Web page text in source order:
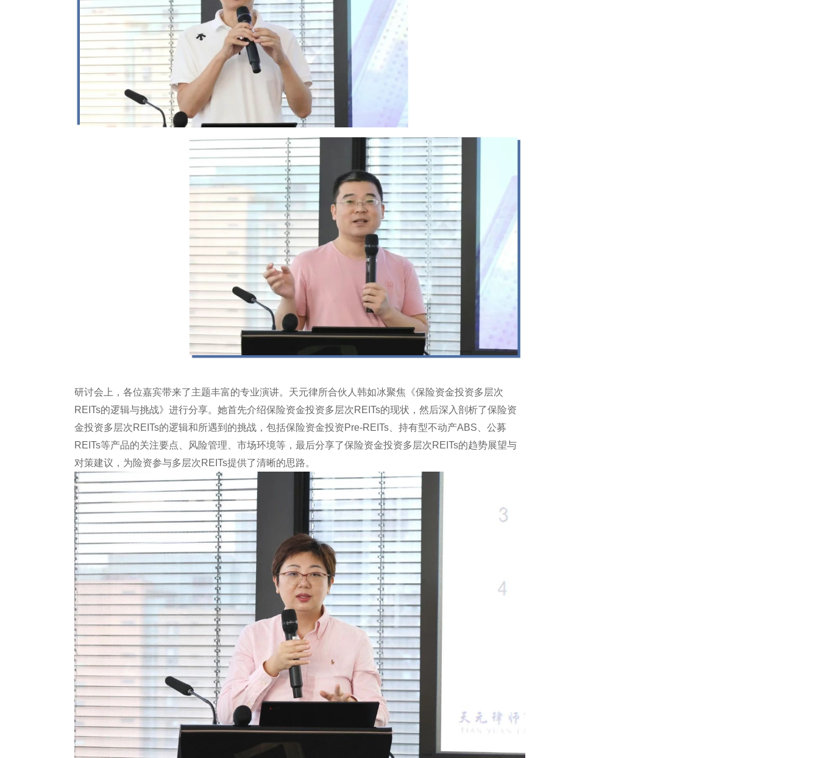
研讨会上，各位嘉宾带来了主题丰富的专业演讲。天元律所合伙人韩如冰聚焦《保险资金投资多层次
REITs的逻辑与挑战》进行分享。她首先介绍保险资金投资多层次REITs的现状，然后深入剖析了保险资
金投资多层次REITs的逻辑和所遇到的挑战，包括保险资金投资Pre-REITs、持有型不动产ABS、公募
REITs等产品的关注要点、风险管理、市场环境等，最后分享了保险资金投资多层次REITs的趋势展望与
对策建议，为险资参与多层次REITs提供了清晰的思路。